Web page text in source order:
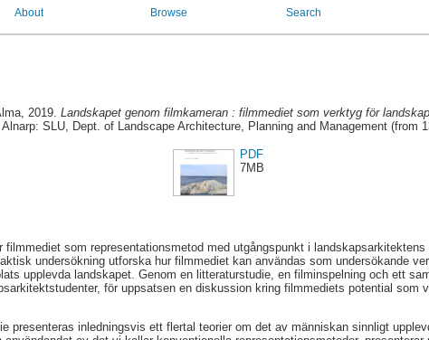
About Browse Search
, 2019. Landskapet genom filmkameran : filmmediet som verktyg för
SLU, Dept. of Landscape Architecture, Planning and Management (from
PDF
7MB
filmmediet som representationsmetod med utgångspunkt i
undersökning utforska hur filmmediet kan användas som undersökande
upplevda landskapet. Genom en litteraturstudie, en filminspelning och ett
för uppsatsen en diskussion kring filmmediets potential som
presenteras inledningsvis ett flertal teorier om det av människan sinnligt